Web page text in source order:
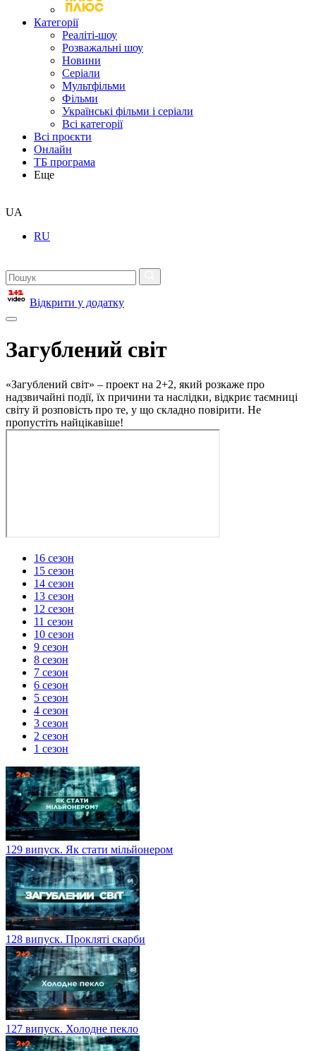
Категорії
Реаліті-шоу
Розважальні шоу
Новини
Серіали
Мультфільми
Фільми
Українські фільми і серіали
Всі категорії
Всі проєкти
Онлайн
ТБ програма
Еще
UA
RU
Відкрити у додатку
Загублений світ
«Загублений світ» – проект на 2+2, який розкаже про
надзвичайні події, їх причини та наслідки, відкриє таємниці
світу й розповість про те, у що складно повірити. Не
пропустіть найцікавіше!
16 сезон
15 сезон
14 сезон
13 сезон
12 сезон
11 сезон
10 сезон
9 сезон
8 сезон
7 сезон
6 сезон
5 сезон
4 сезон
3 сезон
2 сезон
1 сезон
129 випуск. Як стати мільйонером
128 випуск. Прокляті скарби
127 випуск. Холодне пекло